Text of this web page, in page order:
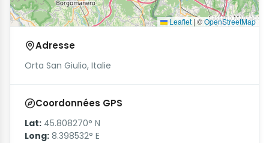
Leaflet | ©OpenStreetMap
Adresse
Orta San Giulio, Italie
Coordonnées GPS
Lat: 45.808270° N
Long: 8.398532° E